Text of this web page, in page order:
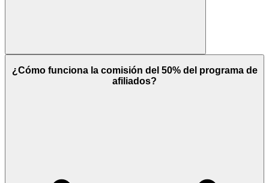
¿Cómo funciona la comisión del 50% del programa de
afiliados?